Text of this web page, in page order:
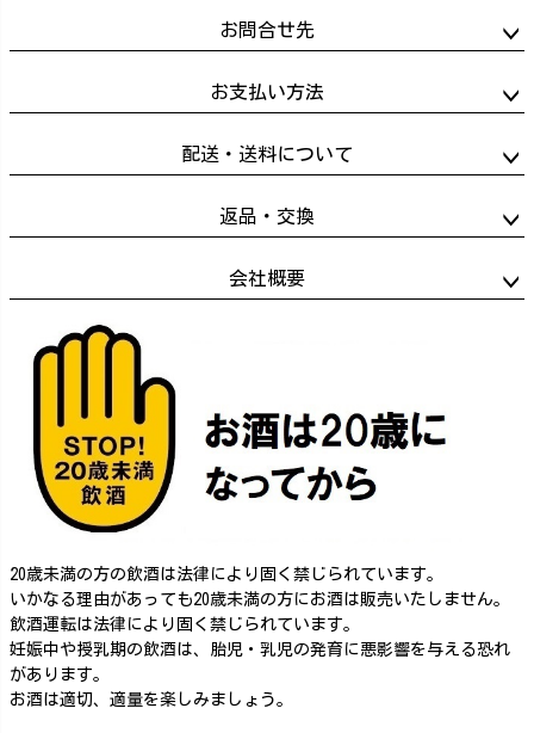
お問合せ先
お支払い方法
配送・送料について
返品・交換
会社概要
20歳未満の方の飲酒は法律により固く禁じられています。
いかなる理由があっても20歳未満の方にお酒は販売いたしません。
飲酒運転は法律により固く禁じられています。
妊娠中や授乳期の飲酒は、胎児・乳児の発育に悪影響を与える恐れ
があります。
お酒は適切、適量を楽しみましょう。